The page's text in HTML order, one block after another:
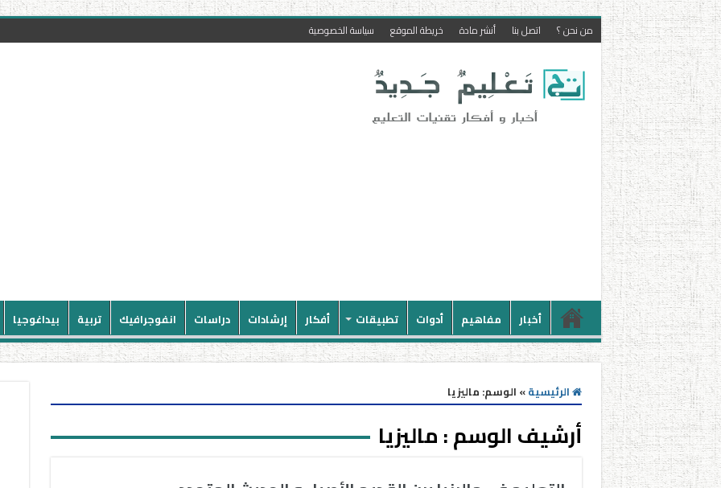
من نحن ؟ اتصل بنا أنشر مادة خريطة الموقع سياسة الخصوصية
أخبار مفاهيم أدوات تطبيقات أفكار إرشادات دراسات انفوجرافيك تربية بيداغوجيا
الرئيسية» الوسم: ماليزيا
أرشيف الوسم :ماليزيا